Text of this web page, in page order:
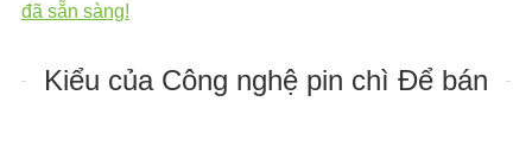
đã sẵn sàng!
Kiểu của Công nghệ pin chì Để bán